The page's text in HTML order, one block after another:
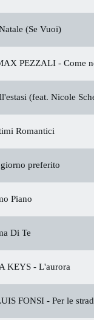
(Se Vuoi)
PEZZALI - Come
(feat. Nicole
Romantici
preferito
Piano
Di Te
KEYS - L'aurora
FONSI - Per le